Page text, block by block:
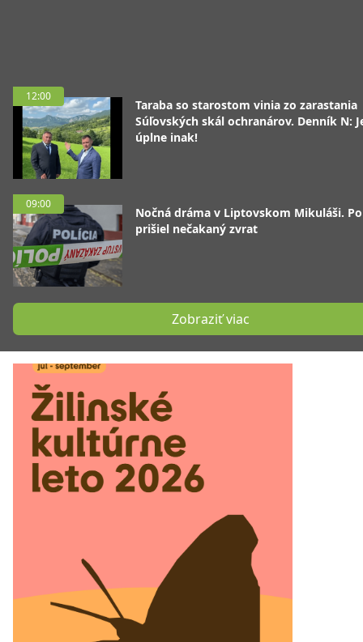
12:00
Taraba so starostom vinia zo zarastania
Súľovských skál ochranárov. Denník N:
úplne inak!
09:00
Nočná dráma v Liptovskom Mikuláši.
prišiel nečakaný zvrat
Zobraziť viac